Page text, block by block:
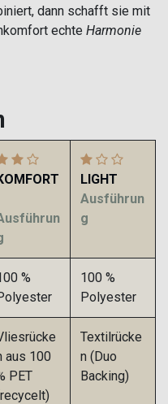
dann schafft sie mit
echte Harmonie
LIGHT
Ausführun
g
%
100 %
Polyester
aus 100
PET
Textilrücke
n (Duo
Backing)